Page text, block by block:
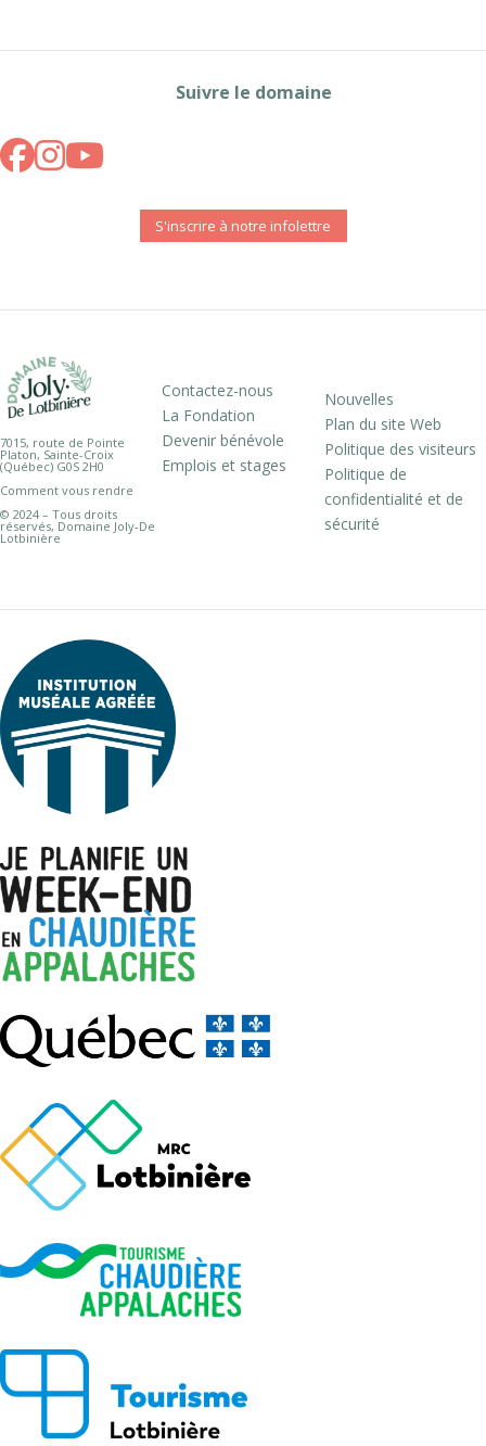
Suivre le domaine
S'inscrire à notre infolettre
7015, route de Pointe
Platon, Sainte-Croix
(Québec) G0S 2H0
Comment vous rendre
© 2024 – Tous droits
réservés, Domaine Joly-De
Lotbinière
Contactez-nous
La Fondation
Devenir bénévole
Emplois et stages
Nouvelles
Plan du site Web
Politique des visiteurs
Politique de
confidentialité et de
sécurité